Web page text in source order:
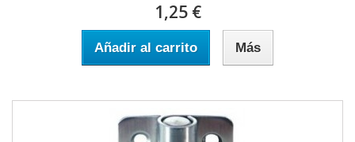
1,25 €
Añadir al carrito Más